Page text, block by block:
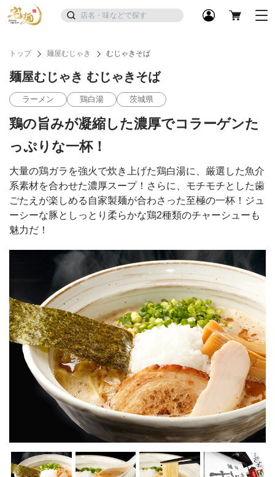
トップ 麺屋むじゃき むじゃきそば
麺屋むじゃき むじゃきそば
ラーメン 鶏白湯 茨城県
鶏の旨みが凝縮した濃厚でコラーゲンた
っぷりな一杯！
大量の鶏ガラを強火で炊き上げた鶏白湯に、厳選した魚介
系素材を合わせた濃厚スープ！さらに、モチモチとした歯
ごたえが楽しめる自家製麺が合わさった至極の一杯！ジュ
ーシーな豚としっとり柔らかな鶏2種類のチャーシューも
魅力だ！